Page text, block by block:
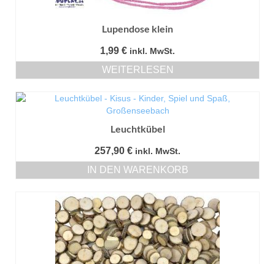
Lupendose klein
1,99 € inkl. MwSt.
WEITERLESEN
Leuchtkübel
257,90 € inkl. MwSt.
IN DEN WARENKORB